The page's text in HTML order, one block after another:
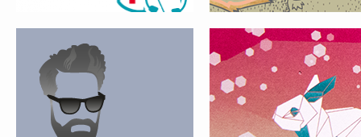
ORIGAMI FUCHS VANITAS PUG